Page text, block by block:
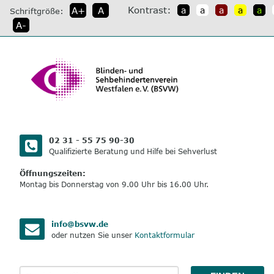
direkt
zum
Inhalt
Schriftgröße: A+
A
A-
Kontrast: a a a a a
02 31 - 55 75 90-30
Qualifizierte Beratung und Hilfe bei Sehverlust
Öffnungszeiten:
Montag bis Donnerstag von 9.00 Uhr bis 16.00 Uhr.
info@bsvw.de
oder nutzen Sie unser Kontaktformular